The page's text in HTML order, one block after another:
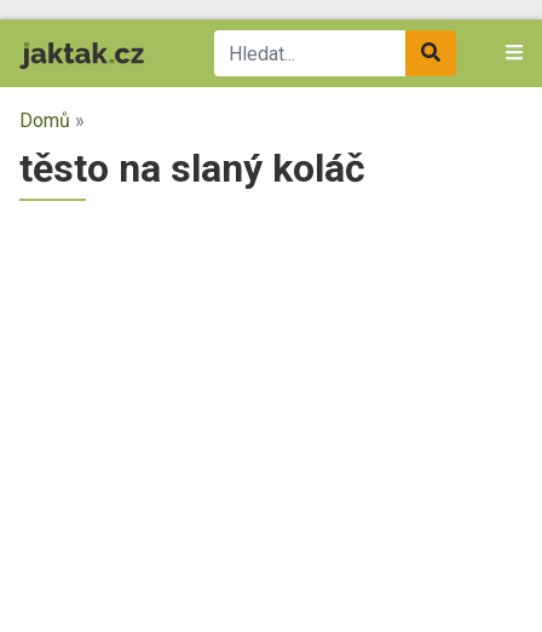
Domů »
těsto na slaný koláč